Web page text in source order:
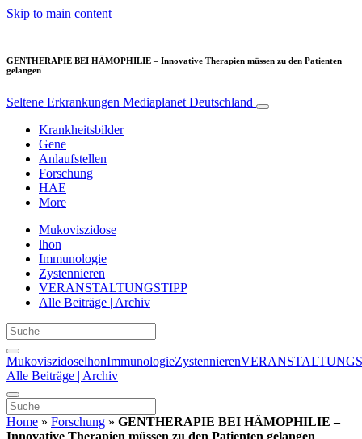
Skip to main content
GENTHERAPIE BEI HÄMOPHILIE – Innovative Therapien müssen zu den Patienten
gelangen
Seltene Erkrankungen Mediaplanet Deutschland
Krankheitsbilder
Gene
Anlaufstellen
Forschung
HAE
More
Mukoviszidose
lhon
Immunologie
Zystennieren
VERANSTALTUNGSTIPP
Alle Beiträge | Archiv
MukoviszidoselhonImmunologieZystennieren
Alle Beiträge | Archiv
Home » Forschung » GENTHERAPIE BEI HÄMOPHILIE –
Innovative Therapien müssen zu den Patienten gelangen